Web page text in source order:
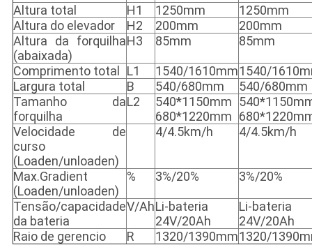
Altura total
H1 1250mm
1250mm
Altura do elevador
H2 200mm
200mm
Altura da forquilha
(abaixada)
H3 85mm 85mm
Comprimento total L1 1540/1610mm1540/
Largura total
B 540/680mm
540/680mm
Tamanho da
forquilha
L2
540*1150mm
680*1220mm
Velocidade de
curso
(Loaden/unloaden)
4/4.5km/h 4/4.5km/h
Max.Gradient
(Loaden/unloaden)
% 3%/20% 3%/20%
Tensão/capacidade
da bateria
V/AhLi-bateria
24V/20Ah
Li-bateria
24V/20Ah
Raio de gerencio
R 1320/1390mm1320/